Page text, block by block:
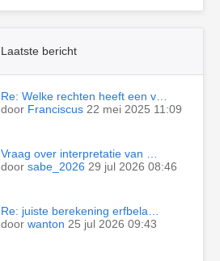
Laatste bericht
Re: Welke rechten heeft een v…
door Franciscus 22 mei 2025 11:09
Vraag over interpretatie van …
door sabe_2026 29 jul 2026 08:46
Re: juiste berekening erfbela…
door wanton 25 jul 2026 09:43